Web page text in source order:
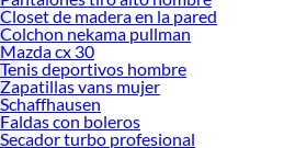
Closet de madera en la pared
Colchon nekama pullman
Mazda cx 30
Tenis deportivos hombre
Zapatillas vans mujer
Schaffhausen
Faldas con boleros
Secador turbo profesional